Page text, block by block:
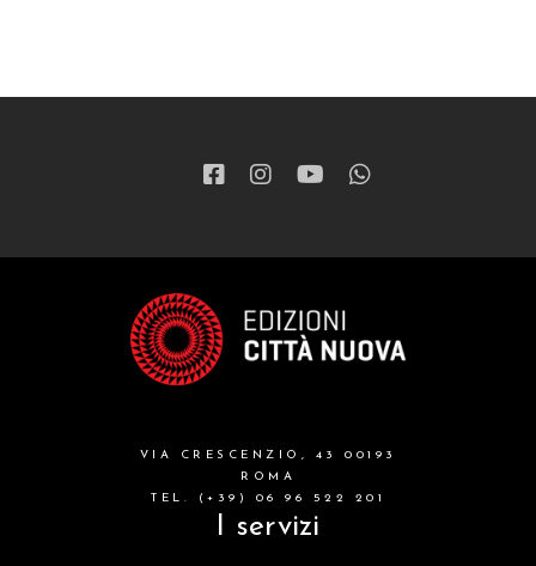
VIA CRESCENZIO, 43 00193
ROMA
TEL. (+39) 06 96 522 201
I servizi